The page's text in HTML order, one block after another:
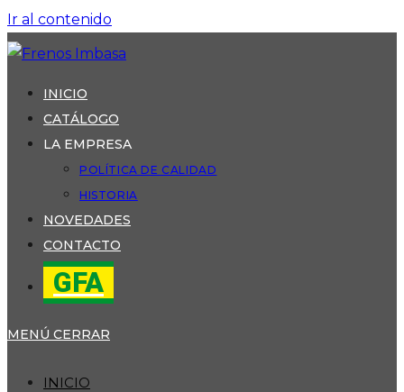
Ir al contenido
INICIO
CATÁLOGO
LA EMPRESA
POLÍTICA DE CALIDAD
HISTORIA
NOVEDADES
CONTACTO
GFA
MENÚ CERRAR
INICIO